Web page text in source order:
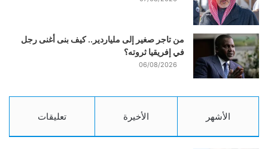
من تاجر صغير إلى ملياردير.. كيف بنى أغنى رجل
في إفريقيا ثروته؟
06/08/2026
الأشهر الأخيرة تعليقات